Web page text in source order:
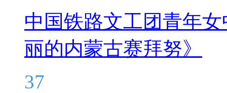
中国铁路文工团青年
丽的内蒙古赛拜努》
37